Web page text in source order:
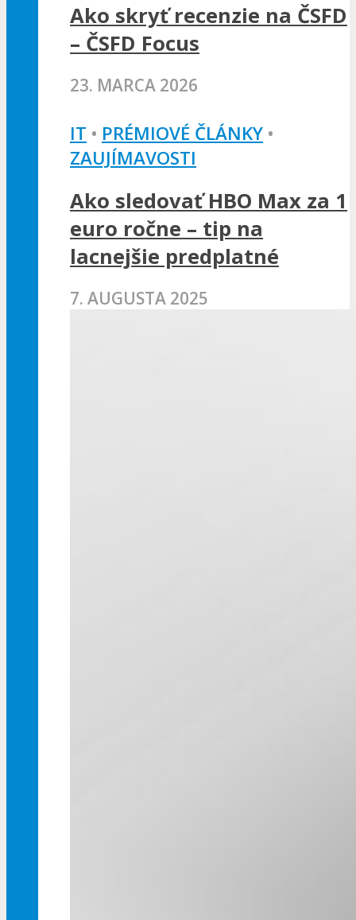
Ako skryť recenzie na ČSFD
– ČSFD Focus
23. MARCA 2026
IT • PRÉMIOVÉ ČLÁNKY •
ZAUJÍMAVOSTI
Ako sledovať HBO Max za 1
euro ročne – tip na
lacnejšie predplatné
7. AUGUSTA 2025